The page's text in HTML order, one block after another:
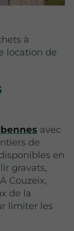
à
location de
avec
de
en
gravats,
Couzeix,
de la
limiter les